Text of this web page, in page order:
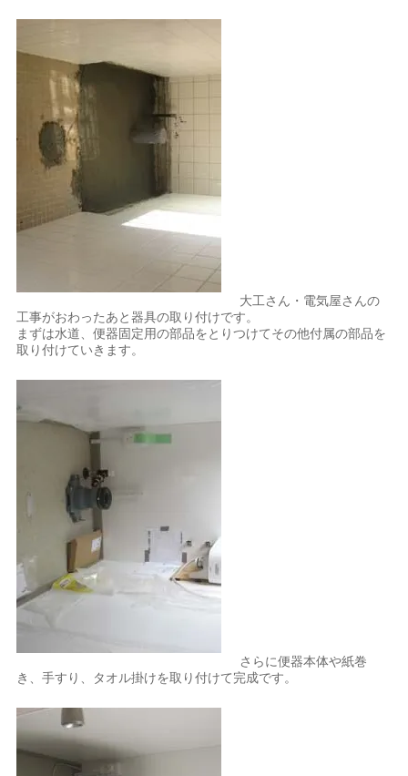
大工さん・電気屋さんの
工事がおわったあと器具の取り付けです。
まずは水道、便器固定用の部品をとりつけてその他付属の部品を
取り付けていきます。
さらに便器本体や紙巻
き、手すり、タオル掛けを取り付けて完成です。